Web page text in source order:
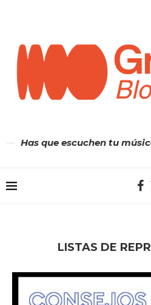
Has que escuchen tu
LISTAS DE